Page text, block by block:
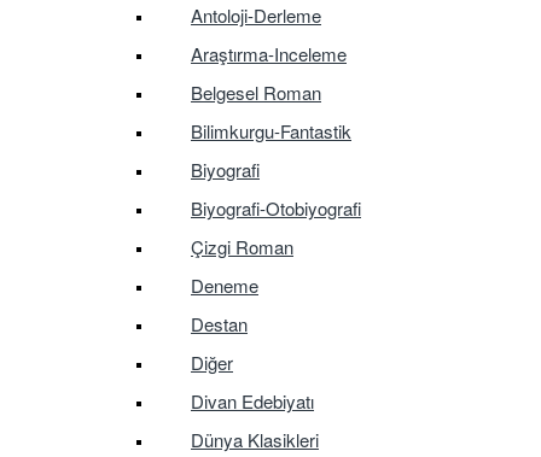
Antoloji-Derleme
Araştırma-Inceleme
Belgesel Roman
Bilimkurgu-Fantastik
Biyografi
Biyografi-Otobiyografi
Çizgi Roman
Deneme
Destan
Diğer
Divan Edebiyatı
Dünya Klasikleri